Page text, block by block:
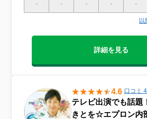
-
-
-
-
-
以
詳細を見る
4.6 口コミ
テレビ出演でも話題
きとを☆エプロン内